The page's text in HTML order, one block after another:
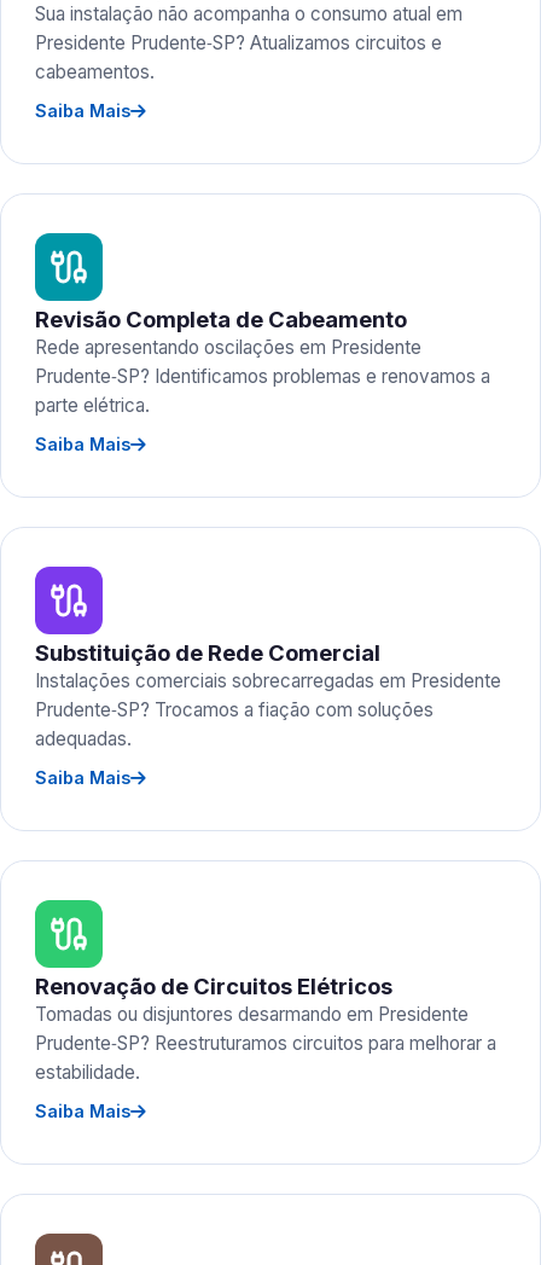
Sua instalação não acompanha o consumo atual em
Presidente Prudente‑SP? Atualizamos circuitos e
cabeamentos.
Saiba Mais
Revisão Completa de Cabeamento
Rede apresentando oscilações em Presidente
Prudente‑SP? Identificamos problemas e renovamos a
parte elétrica.
Saiba Mais
Substituição de Rede Comercial
Instalações comerciais sobrecarregadas em Presidente
Prudente‑SP? Trocamos a fiação com soluções
adequadas.
Saiba Mais
Renovação de Circuitos Elétricos
Tomadas ou disjuntores desarmando em Presidente
Prudente‑SP? Reestruturamos circuitos para melhorar a
estabilidade.
Saiba Mais